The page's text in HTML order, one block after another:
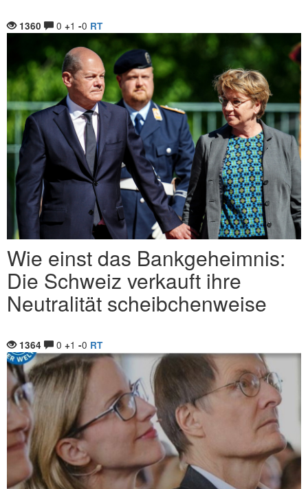
1360 0 +1 -0 RT
Wie einst das Bankgeheimnis:
Die Schweiz verkauft ihre
Neutralität scheibchenweise
1364 0 +1 -0 RT